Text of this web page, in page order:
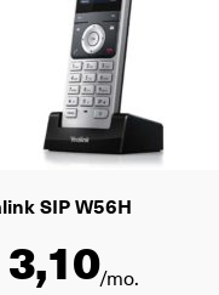
SIP W56H
/mo.